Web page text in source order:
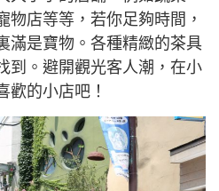
物店等等，若你足夠時間，
滿是寶物。各種精緻的茶具
到。避開觀光客人潮，在小
歡的小店吧！